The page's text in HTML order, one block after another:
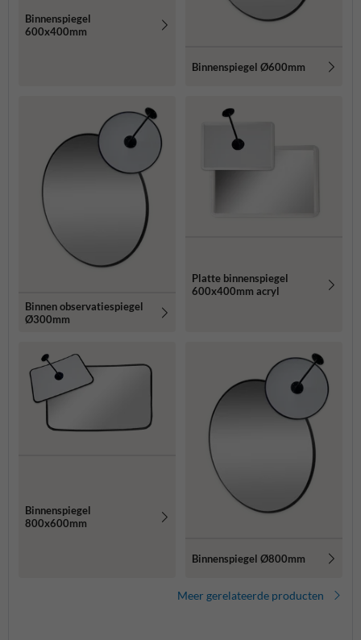
Binnenspiegel
600x400mm
Binnenspiegel Ø600mm
Binnen observatiespiegel
Ø300mm
Platte binnenspiegel
600x400mm acryl
Binnenspiegel
800x600mm
Binnenspiegel Ø800mm
Meer gerelateerde producten